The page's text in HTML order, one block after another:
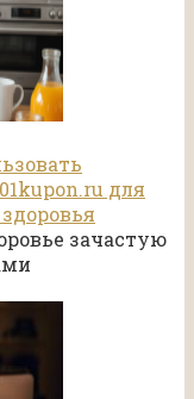
для
зачастую